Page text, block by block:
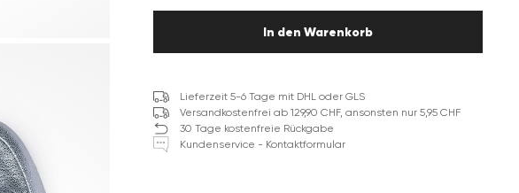
In den Warenkorb
Lieferzeit 5-6 Tage mit DHL oder GLS
Versandkostenfrei ab 129,90 CHF, ansonsten nur 5,95 CHF
30 Tage kostenfreie Rückgabe
Kundenservice - Kontaktformular